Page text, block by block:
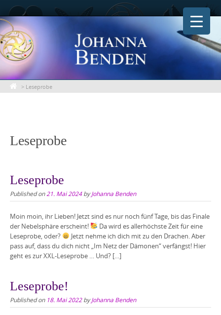
Skip
to
content
> Leseprobe
Leseprobe
Leseprobe
Published on21. Mai 2024byJohanna Benden
Moin moin, ihr Lieben! Jetzt sind es nur noch fünf Tage, bis das Finale
der Nebelsphäre erscheint!
Da wird es allerhöchste Zeit für eine
Leseprobe, oder?
Jetzt nehme ich dich mit zu den Drachen. Aber
pass auf, dass du dich nicht „Im Netz der Dämonen“ verfängst! Hier
geht es zur XXL-Leseprobe … Und? […]
Leseprobe!
Published on 18. Mai 2022byJohanna Benden